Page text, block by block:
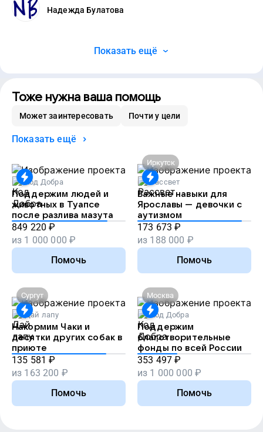
Надежда Булатова
Показать ещё
Тоже нужна ваша помощь
Может заинтересовать Почти у цели
Показать ещё
Код Добра
Поддержим людей и
животных в Туапсе
после разлива мазута
849 220 ₽
из 1 000 000 ₽
Помочь
Иркутск
Рассвет
Важные навыки для
Ярославы — девочки с
аутизмом
173 673 ₽
из 188 000 ₽
Помочь
Сургут
Дай лапу
Накормим Чаки и
десятки других собак в
приюте
135 581 ₽
из 163 200 ₽
Помочь
Москва
Код Добра
Поддержим
благотворительные
фонды по всей России
353 497 ₽
из 1 000 000 ₽
Помочь